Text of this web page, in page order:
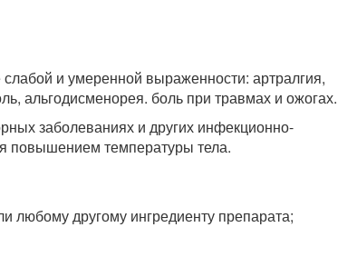
и умеренной выраженности: артралгия,
альгодисменорея. боль при травмах и ожогах.
заболеваниях и других инфекционно-
повышением температуры тела.
любому другому ингредиенту препарата;